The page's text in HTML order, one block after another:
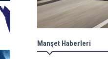
Manşet Haberleri